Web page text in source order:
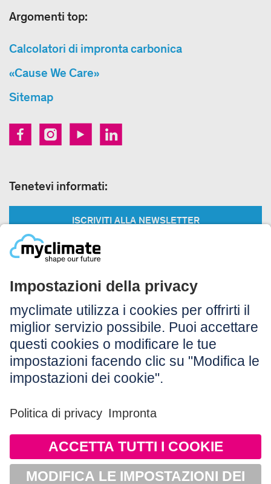
Argomenti top:
Calcolatori di impronta carbonica
«Cause We Care»
Sitemap
Tenetevi informati:
ISCRIVITI ALLA NEWSLETTER
Legale:
Colophon
Avvertenza
CG
Protezione dei dati
Accessibilità